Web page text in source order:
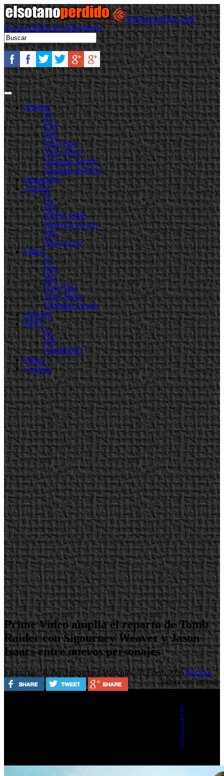
Elsotanoperdido.com -
Revista Online de Videojuegos
Noticias
PC
PS4
PS5
Xbox One
Xbox Series
Nintendo Switch
Nintendo Switch 2
Destacadas
Análisis
PC
PS4
XBOX ONE
Nintendo Switch
PS5
Xbox Series
Videos
PC
PS4
PS5
Xbox One
Xbox Series
Nintendo Switch
Artículos
APPS
PC
iOS
ANDROID
Prensa
Contacto
Prime Video amplía el reparto de Tomb
Raider con Sigourney Weaver y Jason
Isaacs entre nuevos personajes
Escrito por Ruben HernandezMiércoles, 07 Enero 2026Noticias
Valora este artículo
1
2
3
4
5